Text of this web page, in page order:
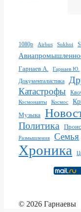
1080p Airbus Sukhoi
Гарнаев А. Гарнаев Ю.
Документалистика
Катастрофы
Космонавты Космос
Музыка
Политика
Размышления Семья
Хроника
© 2026 Гарнаевы